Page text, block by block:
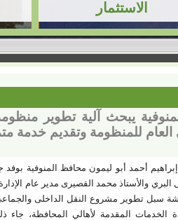
يبحث آلية تطوير
للمنظومة وتقديم خدمة
إبراهيم أحمد أبو ليمون محافظ المنوفية
البري والأستاذ محمد القصيرى مدير عام
سبل تطوير مشروع النقل الداخلى
الخدمات المقدمة لأهالي المحافظة، جاء